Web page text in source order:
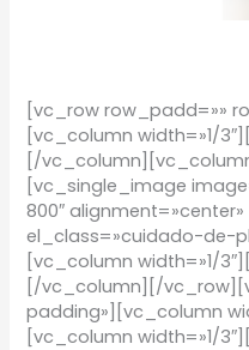
[vc_row row_padd=»»
[vc_column width=»1/
[/
[vc_single_image
800″ alignment=»center»
el_class=»cuidado-de-
[vc_column width=»1/
[/vc_column][/
padding»][vc_column
[vc_column width=»1/